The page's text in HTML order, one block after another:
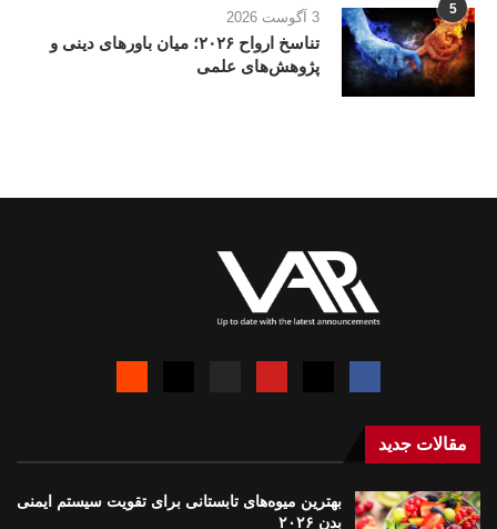
5 3 آگوست 2026
تناسخ ارواح ۲۰۲۶؛ میان باورهای دینی و
پژوهش‌های علمی
مقالات جدید
بهترین میوه‌های تابستانی برای تقویت سیستم ایمنی
بدن ۲۰۲۶